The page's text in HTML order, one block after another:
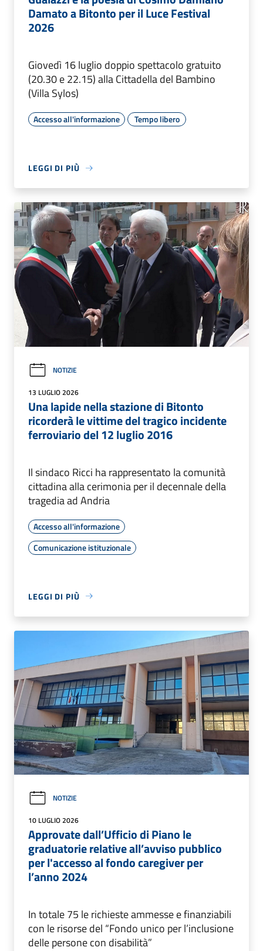
Damato a Bitonto per il Luce Festival
2026
Giovedì 16 luglio doppio spettacolo gratuito
(20.30 e 22.15) alla Cittadella del Bambino
(Villa Sylos)
Accesso all'informazione Tempo libero
LEGGI DI PIÙ
NOTIZIE
13 LUGLIO 2026
Una lapide nella stazione di Bitonto
ricorderà le vittime del tragico incidente
ferroviario del 12 luglio 2016
Il sindaco Ricci ha rappresentato la comunità
cittadina alla cerimonia per il decennale della
tragedia ad Andria
Accesso all'informazione
Comunicazione istituzionale
LEGGI DI PIÙ
NOTIZIE
10 LUGLIO 2026
Approvate dall’Ufficio di Piano le
graduatorie relative all’avviso pubblico
per l'accesso al fondo caregiver per
l’anno 2024
In totale 75 le richieste ammesse e finanziabili
con le risorse del “Fondo unico per l’inclusione
delle persone con disabilità”